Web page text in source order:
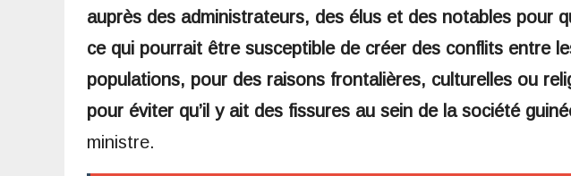
auprès des administrateurs, des élus et des notables pour
ce qui pourrait être susceptible de créer des conflits entre
populations, pour des raisons frontalières, culturelles ou
pour éviter qu’il y ait des fissures au sein de la société
ministre.